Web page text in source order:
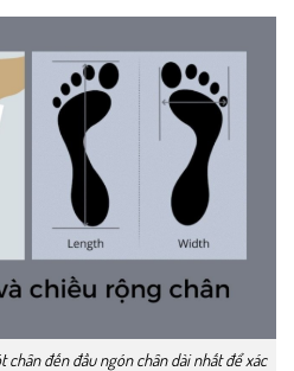
đến đầu ngón chân dài nhất để xác